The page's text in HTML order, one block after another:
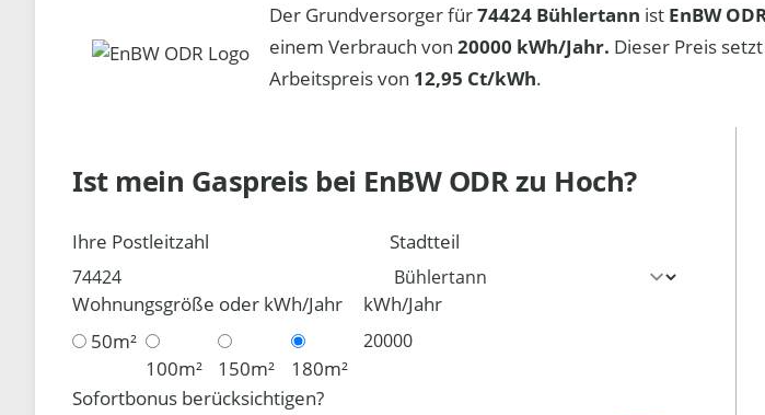
Der Grundversorger für74424 Bühlertann ist EnBW
einem Verbrauch von20000 kWh/Jahr. Dieser Preis
Arbeitspreis von 12,95 Ct/kWh.
Ist mein Gaspreis bei EnBW ODRzu Hoch?
Ihre Postleitzahl Stadtteil
Wohnungsgröße oder kWh/Jahr
50m²
100m²
150m² 180m²
kWh/Jahr
Sofortbonus berücksichtigen?